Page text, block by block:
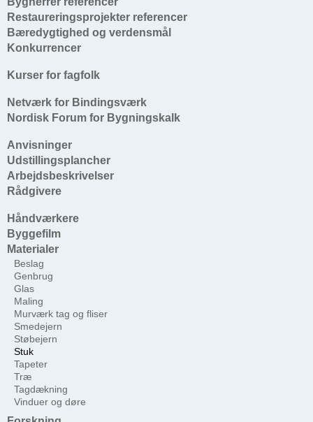
Restaureringsprojekter referencer
Bæredygtighed og verdensmål
Konkurrencer
Kurser for fagfolk
Netværk for Bindingsværk
Nordisk Forum for Bygningskalk
Anvisninger
Udstillingsplancher
Arbejdsbeskrivelser
Rådgivere
Håndværkere
Byggefilm
Materialer
Beslag
Genbrug
Glas
Maling
Murværk tag og fliser
Smedejern
Støbejern
Stuk
Tapeter
Træ
Tagdækning
Vinduer og døre